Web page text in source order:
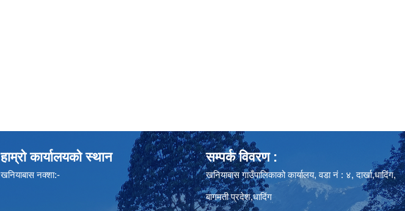
हाम्रो कार्यालयको स्थान
खनियाबास नक्शा:-
सम्पर्क विवरण :
खनियाबास गाउँपालिकाको कार्यालय, वडा नं : ४, दार्खा,धादिंग,
बागमती प्रदेश,धादिंग